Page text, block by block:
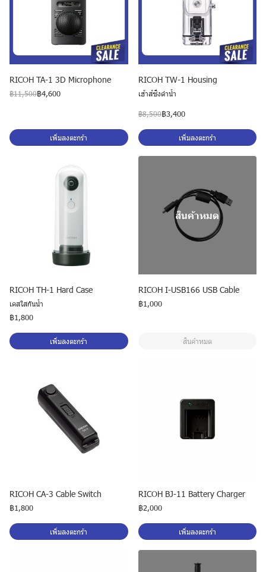
RICOH TA-1 3D Microphone
฿11,500฿4,600
เพิ่มลงตะกร้า
RICOH TW-1 Housing
เฮ้าส์ซิ่งดำน้ำ
฿8,500฿3,400
เพิ่มลงตะกร้า
RICOH TH-1 Hard Case
เคสใสกันน้ำ
฿1,800
เพิ่มลงตะกร้า
สินค้าหมด
RICOH I-USB166 USB Cable
฿1,000
สินค้าหมด
RICOH CA-3 Cable Switch
฿1,800
เพิ่มลงตะกร้า
RICOH BJ-11 Battery Charger
฿2,000
เพิ่มลงตะกร้า